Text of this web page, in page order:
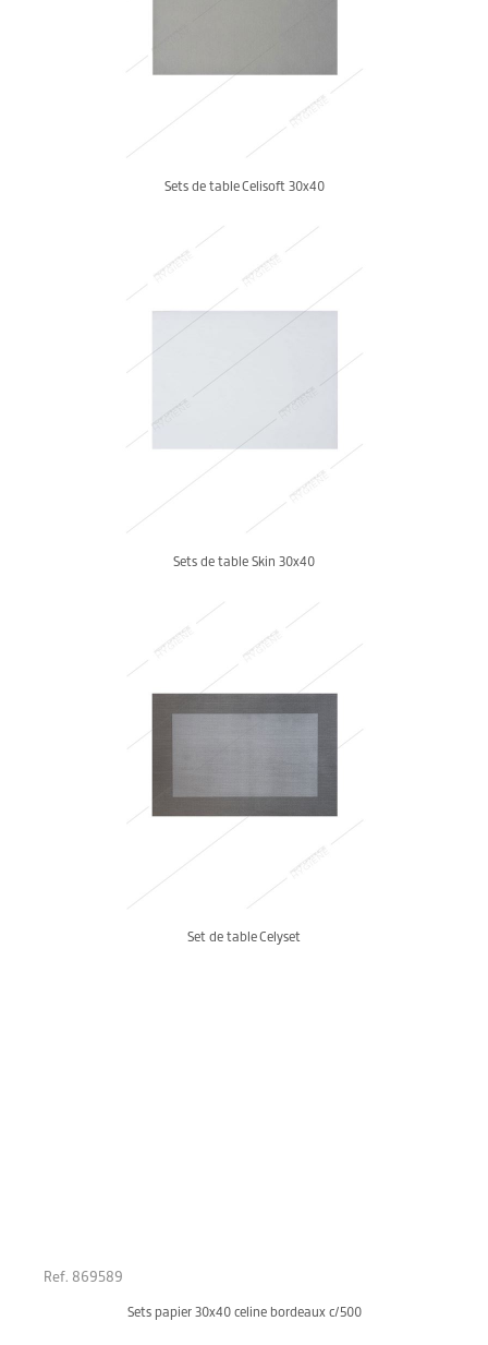
Sets de table Celisoft 30x40
Sets de table Skin 30x40
Set de table Celyset
Ref. 869589
Sets papier 30x40 celine bordeaux c/500